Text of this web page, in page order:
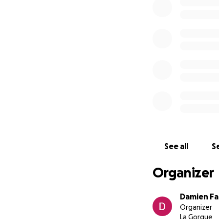
See all
Organizer
Damien
Organizer
La Gorgue